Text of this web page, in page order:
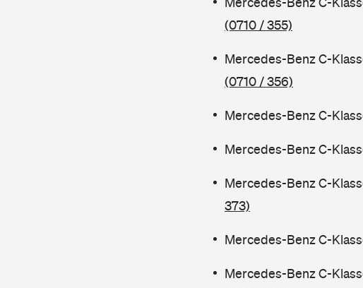
(0710 / 355)
Mercedes-Benz C-
(0710 / 356)
Mercedes-Benz C-
Mercedes-Benz C-
Mercedes-Benz C-
373)
Mercedes-Benz C-
Mercedes-Benz C-